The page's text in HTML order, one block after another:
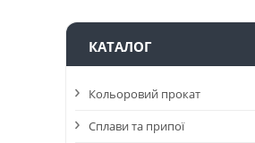
КАТАЛОГ
Кольоровий прокат
Сплави та припої